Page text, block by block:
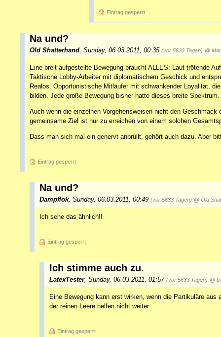
Eintrag gesperrt
Na und?
Old Shatterhand Sunday, 06.03.2011, 00:35 (vor 5633 Tagen) @
Eine breit aufgestellte Bewegung braucht ALLES: Laut trötende
Taktische Lobby-Arbeiter mit diplomatischem Geschick und
Realos. Opportunistische Mitläufer mit schwankender Loyalität,
bilden. Jede große Bewegung bisher hatte dieses breite Spektrum.
Auch wenn die einzelnen Vorgehensweisen nicht den
gemeinsame Ziel ist nur zu erreichen von einem solchen
Dass man sich mal ein genervt anbrüllt, gehört auch dazu. Aber
Eintrag gesperrt
Na und?
Dampflok, Sunday, 06.03.2011, 00:49 (vor 5633 Tagen) @ Old
Ich sehe das ähnlich!!
Eintrag gesperrt
Ich stimme auch zu.
LatexTester, Sunday, 06.03.2011, 01:57 (vor 5633 Tagen) @
Eine Bewegung kann erst wirken, wenn die Partikuläre
der reinen Leere helfen nicht weiter
Eintrag gesperrt